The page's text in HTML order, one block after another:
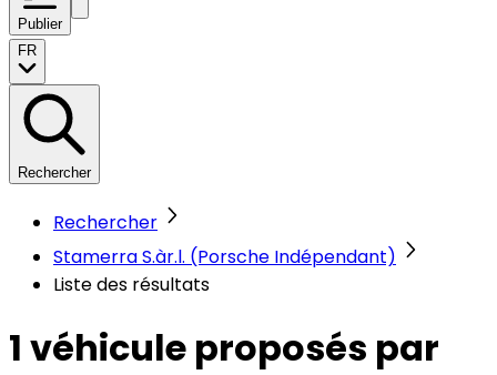
Publier
FR
Rechercher
Rechercher
Stamerra S.àr.l. (Porsche Indépendant)
Liste des résultats
1 véhicule proposés par